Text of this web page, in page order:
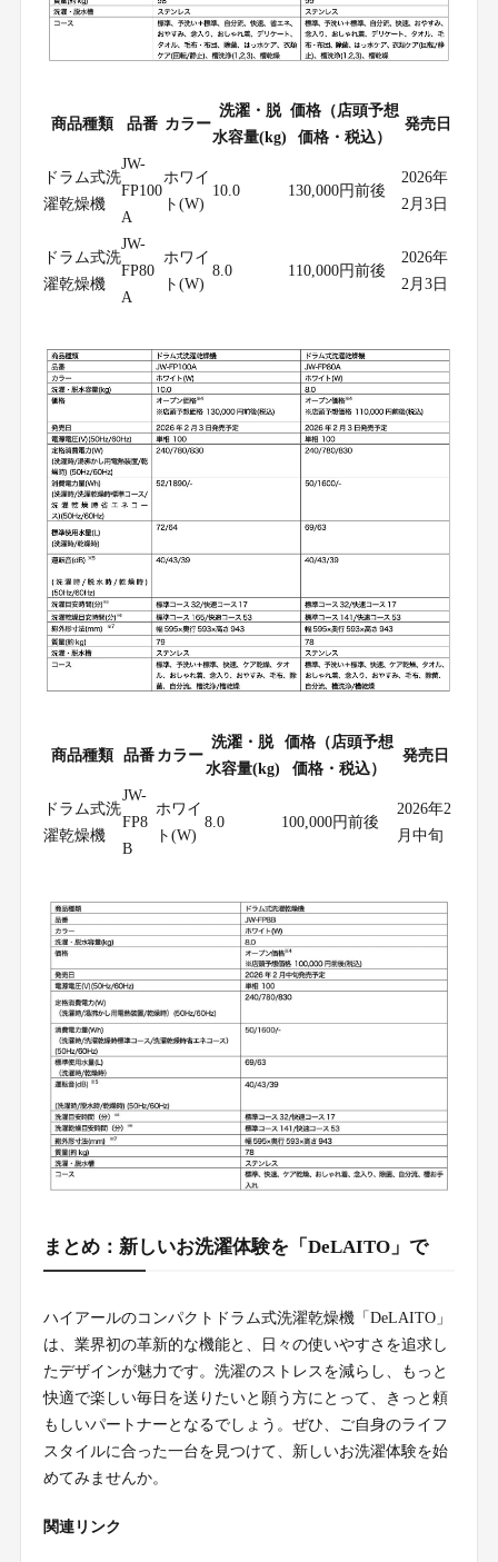
商品種類 品番 カラー
洗濯・脱
水容量(kg)
価格（店頭予想
価格・税込）
発売日
ドラム式洗
濯乾燥機
JW-
FP100
A
ホワイ
ト(W)
10.0 130,000円前後
2026年
2月3日
ドラム式洗
濯乾燥機
JW-
FP80
A
ホワイ
ト(W)
8.0 110,000円前後
2026年
2月3日
商品種類 品番 カラー
洗濯・脱
水容量(kg)
価格（店頭予想
価格・税込）
発売日
ドラム式洗
濯乾燥機
JW-
FP8
B
ホワイ
ト(W)
8.0 100,000円前後
2026年2
月中旬
まとめ：新しいお洗濯体験を「DeLAITO」で
ハイアールのコンパクトドラム式洗濯乾燥機「DeLAITO」
は、業界初の革新的な機能と、日々の使いやすさを追求し
たデザインが魅力です。洗濯のストレスを減らし、もっと
快適で楽しい毎日を送りたいと願う方にとって、きっと頼
もしいパートナーとなるでしょう。ぜひ、ご自身のライフ
スタイルに合った一台を見つけて、新しいお洗濯体験を始
めてみませんか。
関連リンク